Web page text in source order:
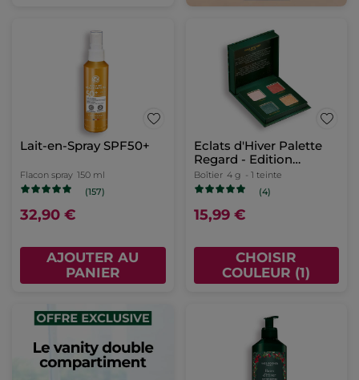
Lait-en-Spray SPF50+
Flacon spray 150 ml
(157)
32,90 €
AJOUTER AU
PANIER
Eclats d'Hiver Palette
Regard - Edition
Limitée
Boîtier 4 g - 1 teinte
(4)
15,99 €
CHOISIR
COULEUR (1)